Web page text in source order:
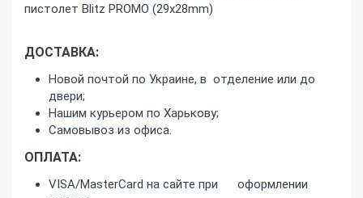
пистолет Blitz PROMO (29х28mm)
ДОСТАВКА:
Новой почтой по Украине, в отделение или до
двери;
Нашим курьером по Харькову;
Самовывоз из офиса.
ОПЛАТА:
VISA/MasterCard на сайте при оформлении